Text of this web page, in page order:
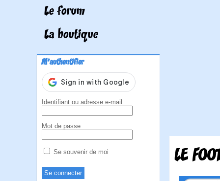
Le forum
La boutique
M'authentifier
Identifiant ou adresse e-mail
Mot de passe
Se souvenir de moi LE